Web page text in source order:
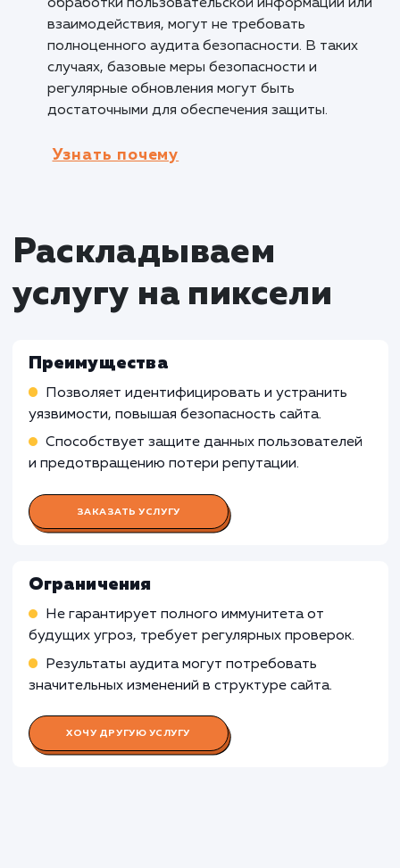
обеспечивая защиту конфиденциальной
информации и предотвращая нарушения
безопасности.
Кому не подходит данный
пользователей, аудит безопасности сайта
может быть излишним и
решением. В таких случаях, обычные меры
безопасности, такие как использование
могут быть достаточными.
Статические информационные сайты
Сайты, которые представляют собой
статические информационные страницы без
взаимодействия, могут не требовать
полноценного аудита безопасности. В таких
регулярные обновления могут быть
Раскладываем